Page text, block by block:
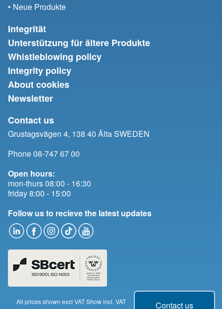
Contact us
• Neue Produkte
Integrität
Unterstützung für ältere Produkte
Whistleblowing policy
Integrity policy
About cookies
Newsletter
Contact us
Grustagsvägen 4, 138 40 Älta SWEDEN
Phone 08-747 67 00
Open hours:
mon-thurs 08:00 - 16:30
friday 8:00 - 15:00
Follow us to recieve the latest updates
All prices shown excl VATShow incl. VAT Change cookie consent